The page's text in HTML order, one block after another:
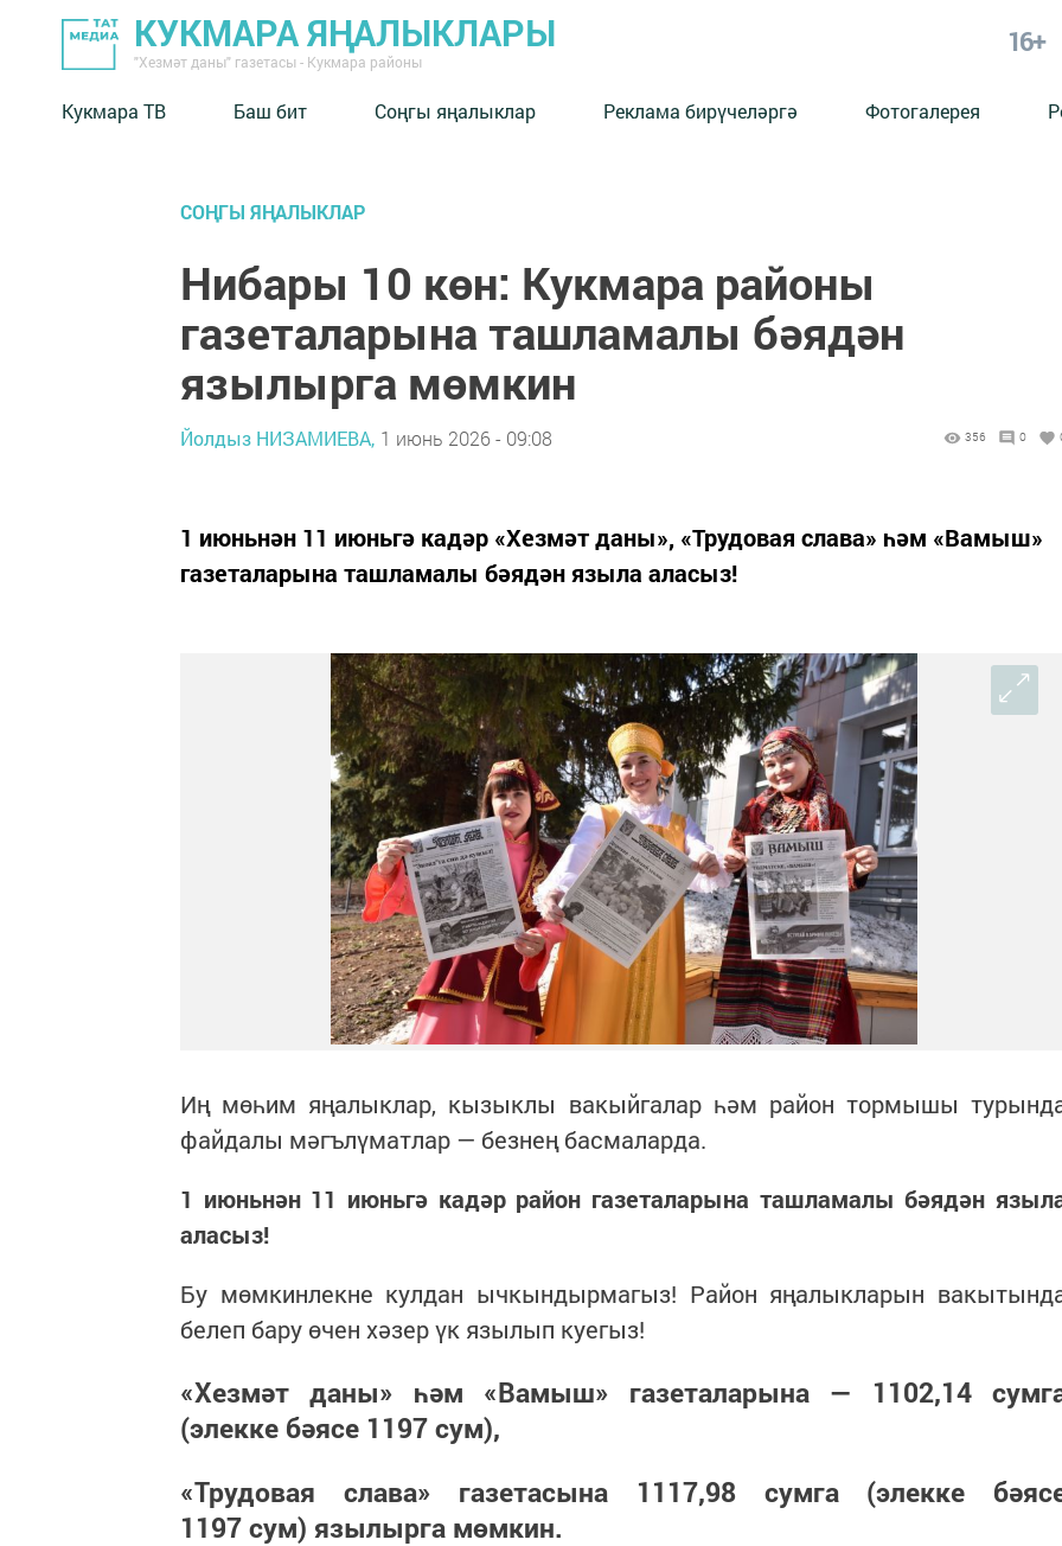
КУКМАРА ЯҢАЛЫКЛАРЫ
"Хезмәт даны" газетасы - Кукмара районы
16+
Кукмара ТВ Баш бит Соңгы яңалыклар Реклама бирүчеләргә Фотогалерея
СОҢГЫ ЯҢАЛЫКЛАР
Нибары 10 көн: Кукмара районы
газеталарына ташламалы бәядән
язылырга мөмкин
Йолдыз НИЗАМИЕВА, 1 июнь 2026 - 09:08 356 0
1 июньнән 11 июньгә кадәр «Хезмәт даны», «Трудовая слава» һәм «Вамыш»
газеталарына ташламалы бәядән языла аласыз!
Иң мөһим яңалыклар, кызыклы вакыйгалар һәм район тормышы
файдалы мәгълүматлар — безнең басмаларда.
1 июньнән 11 июньгә кадәр район газеталарына ташламалы бәядән
аласыз!
Бу мөмкинлекне кулдан ычкындырмагыз! Район яңалыкларын
белеп бару өчен хәзер үк язылып куегыз!
«Хезмәт даны» һәм «Вамыш» газеталарына — 1102,14
(элекке бәясе 1197 сум),
«Трудовая слава» газетасына 1117,98 сумга (элекке
1197 сум) язылырга мөмкин.